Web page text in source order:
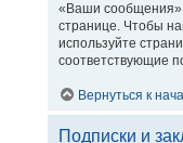
«Ваши сообщения»
странице. Чтобы
используйте
соответствующие
Вернуться к
Подписки и